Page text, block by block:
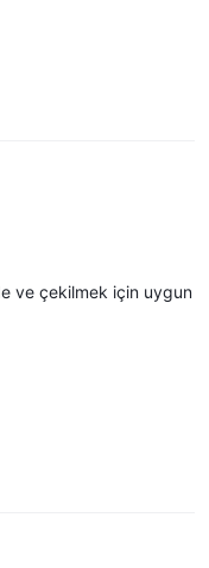
ve çekilmek için uygun